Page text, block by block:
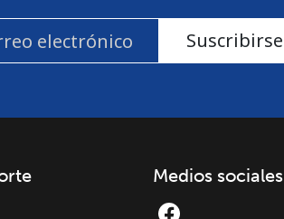
Suscribirse
Medios sociales